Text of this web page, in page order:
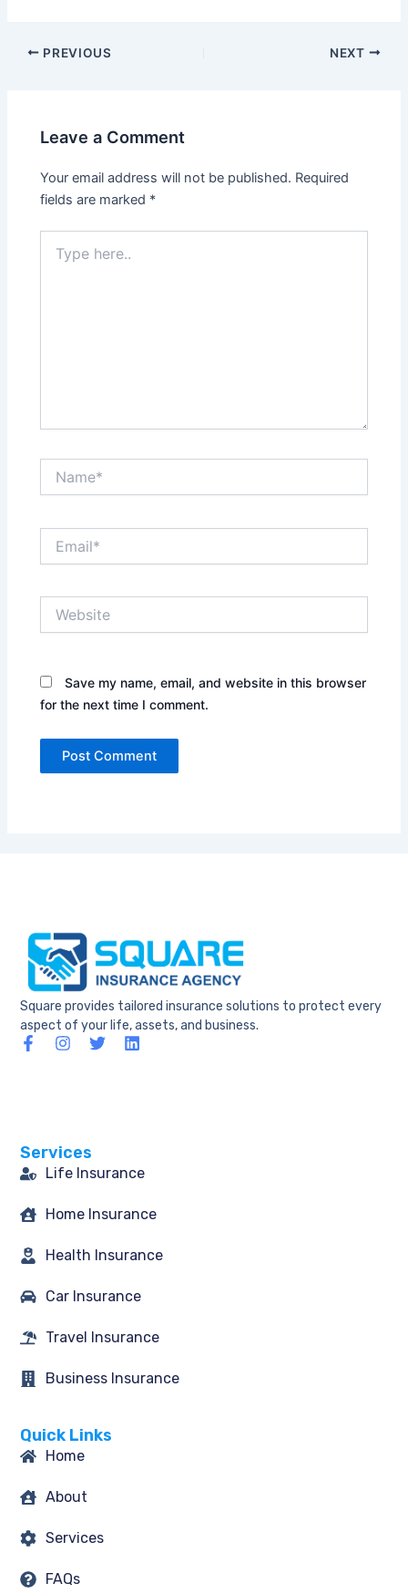
PREVIOUS NEXT
Leave a Comment
Your email address will not be published. Required
fields are marked *
here..
Save my name, email, and website in this browser
for the next time I comment.
Services
Life Insurance
Home Insurance
Health Insurance
Car Insurance
Travel Insurance
Business Insurance
Quick Links
Home
About
Services
FAQs
Square provides tailored insurance solutions to protect every
aspect of your life, assets, and business.
F
k
-
I
a
m
T
L